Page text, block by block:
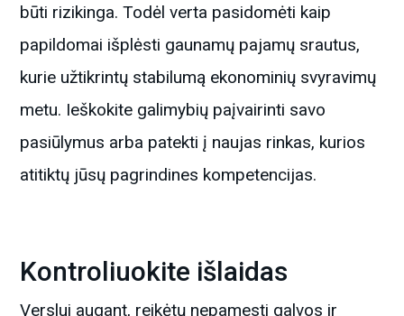
būti rizikinga. Todėl verta pasidomėti kaip
papildomai išplėsti gaunamų pajamų srautus,
kurie užtikrintų stabilumą ekonominių svyravimų
metu. Ieškokite galimybių paįvairinti savo
pasiūlymus arba patekti į naujas rinkas, kurios
atitiktų jūsų pagrindines kompetencijas.
Kontroliuokite išlaidas
Verslui augant, reikėtų nepamesti galvos ir